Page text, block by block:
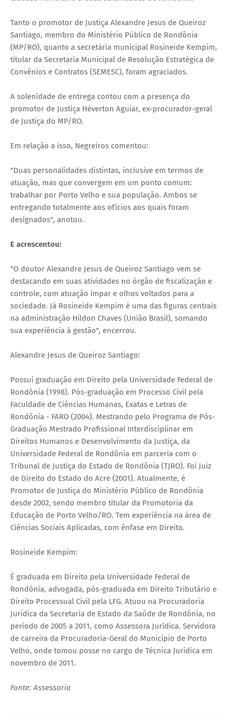
Tanto o promotor de Justiça Alexandre Jesus de Queiroz
Santiago, membro do Ministério Público de Rondônia
(MP/RO), quanto a secretária municipal Rosineide Kempim,
titular da Secretaria Municipal de Resolução Estratégica de
Convênios e Contratos (SEMESC), foram agraciados.
A solenidade de entrega contou com a presença do
promotor de Justiça Héverton Aguiar, ex-procurador-geral
de Justiça do MP/RO.
Em relação a isso, Negreiros comentou:
"Duas personalidades distintas, inclusive em termos de
atuação, mas que convergem em um ponto comum:
trabalhar por Porto Velho e sua população. Ambos se
entregando totalmente aos ofícios aos quais foram
designados", anotou.
E acrescentou:
"O doutor Alexandre Jesus de Queiroz Santiago vem se
destacando em suas atividades no órgão de fiscalização e
controle, com atuação ímpar e olhos voltados para a
sociedade. Já Rosineide Kempim é uma das figuras centrais
na administração Hildon Chaves (União Brasil), somando
sua experiência à gestão", encerrou.
Alexandre Jesus de Queiroz Santiago:
Possui graduação em Direito pela Universidade Federal de
Rondônia (1998). Pós-graduação em Processo Civil pela
Faculdade de Ciências Humanas, Exatas e Letras de
Rondônia - FARO (2004). Mestrando pelo Programa de Pós-
Graduação Mestrado Profissional Interdisciplinar em
Direitos Humanos e Desenvolvimento da Justiça, da
Universidade Federal de Rondônia em parceria com o
Tribunal de Justiça do Estado de Rondônia (TJRO). Foi Juiz
de Direito do Estado do Acre (2001). Atualmente, é
Promotor de Justiça do Ministério Público de Rondônia
desde 2002, sendo membro titular da Promotoria da
Educação de Porto Velho/RO. Tem experiência na área de
Ciências Sociais Aplicadas, com ênfase em Direito.
Rosineide Kempim:
É graduada em Direito pela Universidade Federal de
Rondônia, advogada, pós-graduada em Direito Tributário e
Direito Processual Civil pela LFG. Atuou na Procuradoria
Jurídica da Secretaria de Estado da Saúde de Rondônia, no
período de 2005 a 2011, como Assessora Jurídica. Servidora
de carreira da Procuradoria-Geral do Município de Porto
Velho, onde tomou posse no cargo de Técnica Jurídica em
novembro de 2011.
Fonte: Assessoria